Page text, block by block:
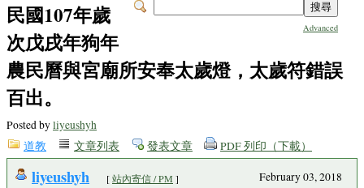
Advanced
民國107年歲
次戊戌年狗年
農民曆與宮廟所安奉太歲燈，太歲符錯誤
百出。
Posted byliyeushyh
道教
文章列表 發表文章 PDF 列印（下載）
liyeushyh [站內寄信 / PM ]
February 03, 2018